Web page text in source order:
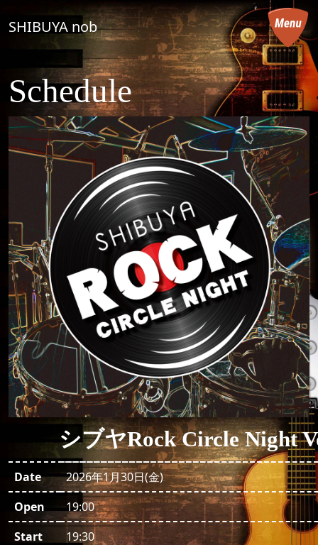
コンテンツへスキップ
メインナビゲーション
SHIBUYA nob
Schedule
シブヤRock Circle Night
Date
2026年1月30日(金)
Open
19:00
Start
19:30